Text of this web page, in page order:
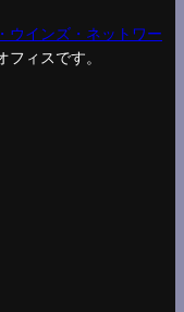
ウインズ・ネットワー
ィスです。